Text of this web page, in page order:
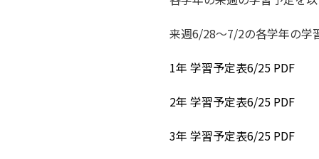
来週6/28～7/2の各学年の学
1年 学習予定表6/25 PDF
2年 学習予定表6/25 PDF
3年 学習予定表6/25 PDF